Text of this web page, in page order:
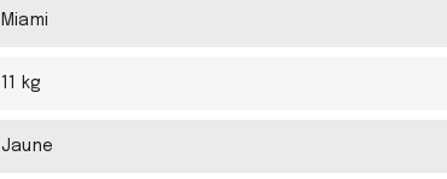
Miami
11 kg
Jaune